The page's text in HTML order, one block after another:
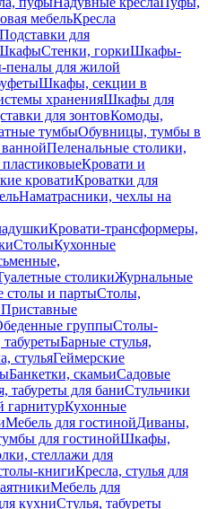
мебельКресла
Подставки для
Стенки, горкиШкафы-
для жилой
Шкафы, секции в
храненияШкафы для
для зонтовКомоды,
тумбыОбувницы, тумбы в
Пеленальные столики,
Кровати и
кроватиКроватки для
Наматрасники, чехлы на
Кровати-трансформеры,
СтолыКухонные
столикиЖурнальные
столы и партыСтолы,
Приставные
группыСтолы-
Барные стулья,
стульяГеймерские
Банкетки, скамьиСадовые
табуреты для баниСтульчики
гарнитурКухонные
Мебель для гостинойДиваны,
для гостинойШкафы,
стеллажи для
книгиКресла, стулья для
Мебель для
кухниСтулья, табуреты